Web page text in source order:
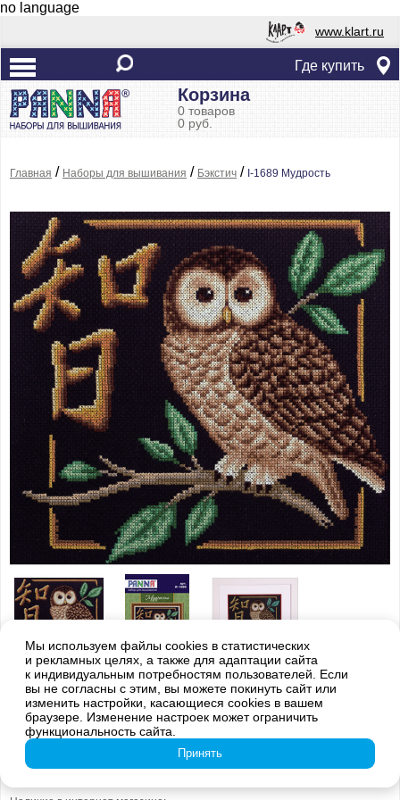
no language
www.klart.ru
Где купить
Корзина
0 товаров
0 руб.
Главная / Наборы для вышивания / Бэкстич / I-1689 Мудрость
Внимание! Оттенки цветов готовой вышивки могут отличаться от
изображения на обложке из-за погрешностей цветопередачи
I-1689 Мудрость
819руб.
Мы используем файлы cookies в статистических
и рекламных целях, а также для адаптации сайта
к индивидуальным потребностям пользователей. Если
вы не согласны с этим, вы можете покинуть сайт или
изменить настройки, касающиеся cookies в вашем
браузере. Изменение настроек может ограничить
функциональность сайта.
Принять